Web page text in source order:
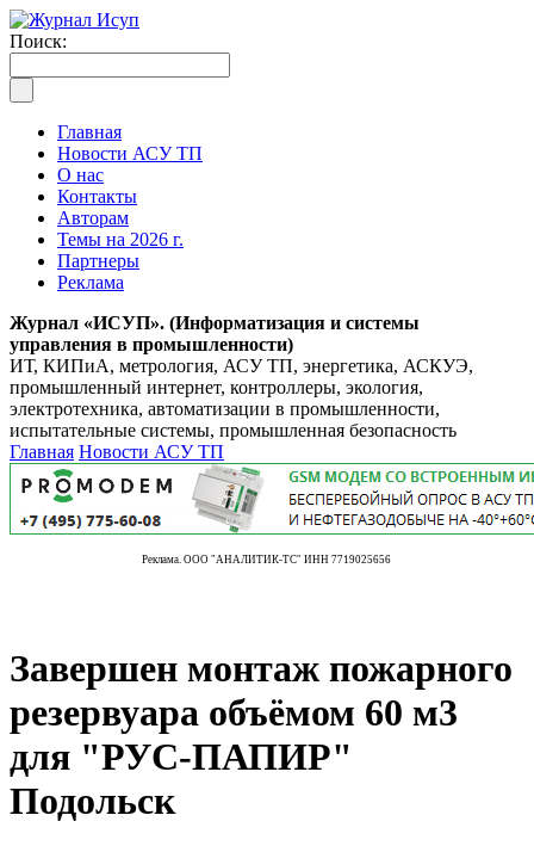
Поиск:
Главная
Новости АСУ ТП
О нас
Контакты
Авторам
Темы на 2026 г.
Партнеры
Реклама
Журнал «ИСУП». (Информатизация и системы
управления в промышленности)
ИТ, КИПиА, метрология, АСУ ТП, энергетика, АСКУЭ,
промышленный интернет, контроллеры, экология,
электротехника, автоматизации в промышленности,
испытательные системы, промышленная безопасность
Главная Новости АСУ ТП
Реклама. ООО "АНАЛИТИК-ТС" ИНН 7719025656
Завершен монтаж пожарного
резервуара объёмом 60 м3
для "РУС-ПАПИР"
Подольск